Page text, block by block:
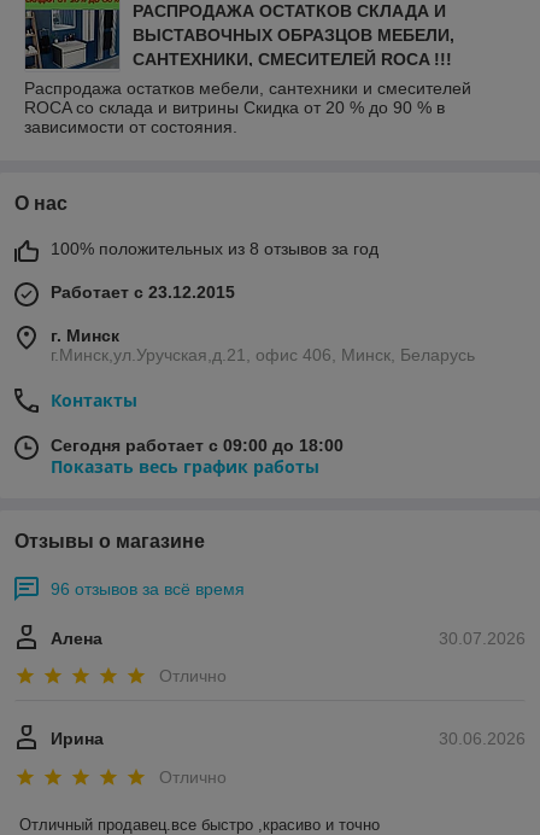
РАСПРОДАЖА ОСТАТКОВ СКЛАДА И
ВЫСТАВОЧНЫХ ОБРАЗЦОВ МЕБЕЛИ,
САНТЕХНИКИ, СМЕСИТЕЛЕЙ ROCA !!!
Распродажа остатков мебели, сантехники и смесителей
ROCA со склада и витрины Скидка от 20 % до 90 % в
зависимости от состояния.
О нас
100% положительных из 8 отзывов за год
Работает с 23.12.2015
г. Минск
г.Минск,ул.Уручская,д.21, офис 406, Минск, Беларусь
Контакты
Сегодня работает с 09:00 до 18:00
Показать весь график работы
Отзывы о магазине
96 отзывов за всё время
30.07.2026
Алена
Отлично
30.06.2026
Ирина
Отлично
Отличный продавец.все быстро ,красиво и точно